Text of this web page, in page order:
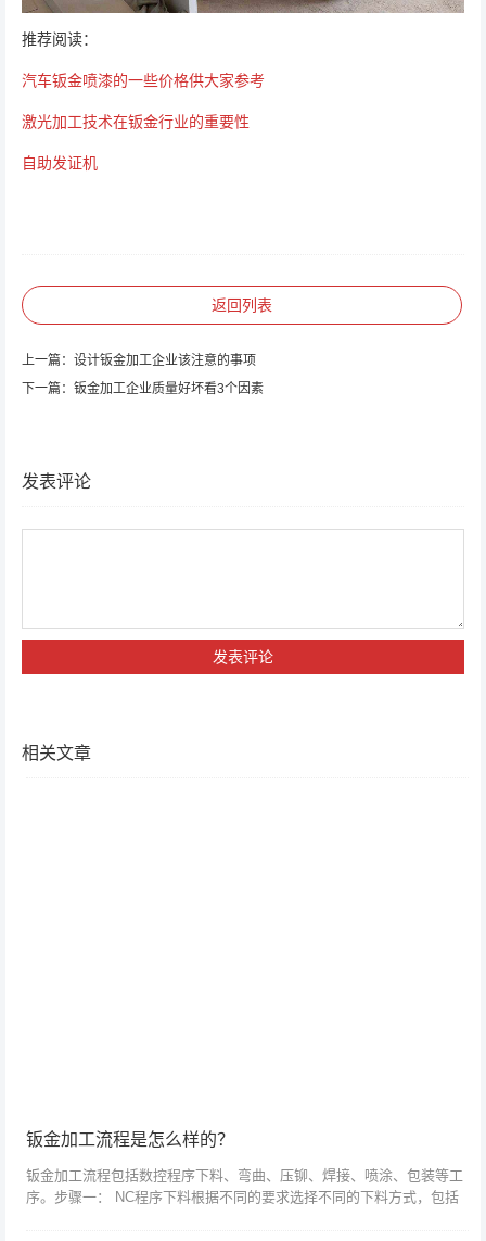
推荐阅读：
汽车钣金喷漆的一些价格供大家参考
激光加工技术在钣金行业的重要性
自助发证机
返回列表
上一篇： 设计钣金加工企业该注意的事项
下一篇： 钣金加工企业质量好坏看3个因素
发表评论
相关文章
钣金加工流程是怎么样的？
钣金加工流程包括数控程序下料、弯曲、压铆、焊接、喷涂、包装等工
序。步骤一： NC程序下料根据不同的要求选择不同的下料方式，包括